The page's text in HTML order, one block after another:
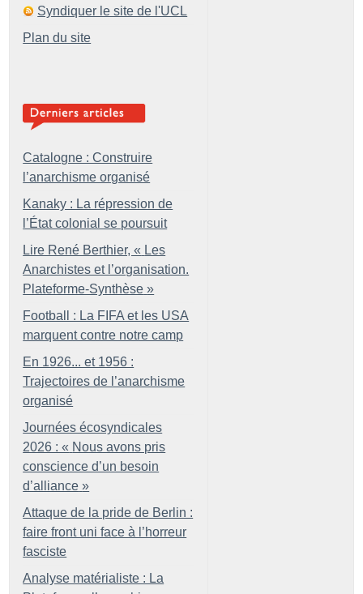
Syndiquer le site de l'UCL
Plan du site
Catalogne : Construire
l’anarchisme organisé
Kanaky : La répression de
l’État colonial se poursuit
Lire René Berthier, « Les
Anarchistes et l’organisation.
Plateforme-Synthèse »
Football : La FIFA et les USA
marquent contre notre camp
En 1926... et 1956 :
Trajectoires de l’anarchisme
organisé
Journées écosyndicales
2026 : « Nous avons pris
conscience d’un besoin
d’alliance »
Attaque de la pride de Berlin :
faire front uni face à l’horreur
fasciste
Analyse matérialiste : La